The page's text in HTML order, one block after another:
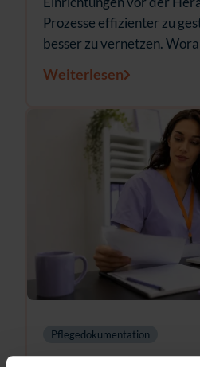
Prozesse effizienter zu
besser zu vernetzen.
Weiterlesen
Pflegedokumentation